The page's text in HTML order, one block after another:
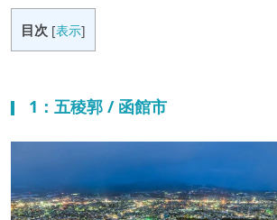
目次 [表示]
1：五稜郭 / 函館市